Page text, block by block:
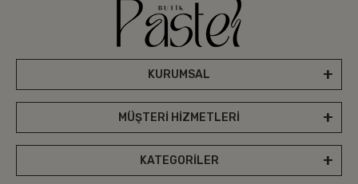
KURUMSAL
MÜŞTERİ HİZMETLERİ
KATEGORİLER